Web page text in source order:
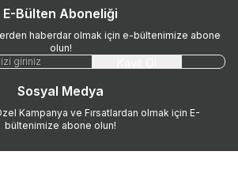
E-Bülten Aboneliği
haberdar olmak için e-bültenimize abone
olun!
Sosyal Medya
Kampanya ve Fırsatlardan olmak için E-
bültenimize abone olun!